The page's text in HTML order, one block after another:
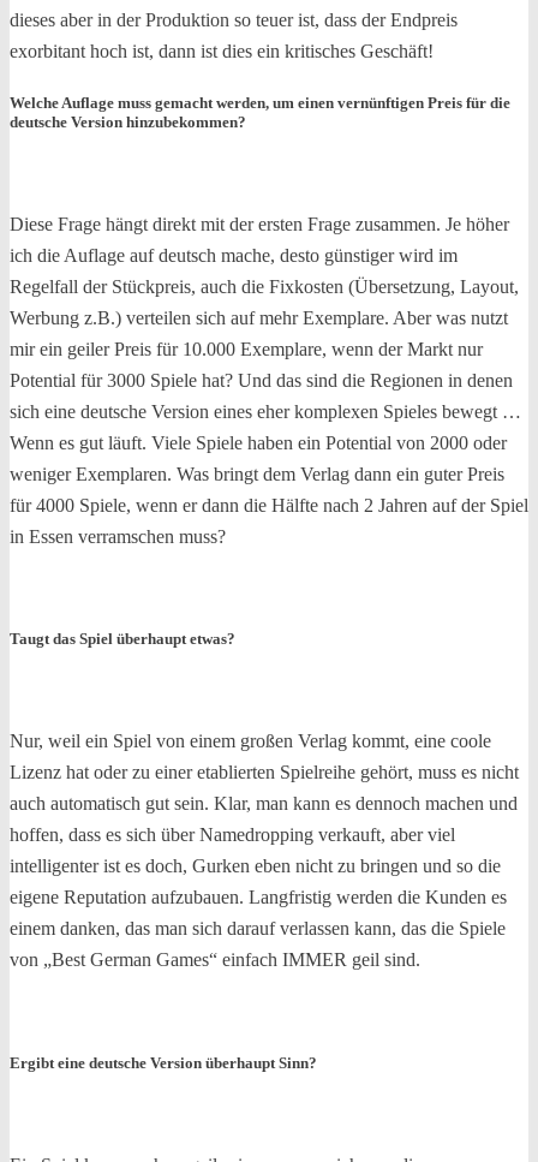
dieses aber in der Produktion so teuer ist, dass der Endpreis
exorbitant hoch ist, dann ist dies ein kritisches Geschäft!
Welche Auflage muss gemacht werden, um einen vernünftigen Preis für die
deutsche Version hinzubekommen?
Diese Frage hängt direkt mit der ersten Frage zusammen. Je höher
ich die Auflage auf deutsch mache, desto günstiger wird im
Regelfall der Stückpreis, auch die Fixkosten (Übersetzung, Layout,
Werbung z.B.) verteilen sich auf mehr Exemplare. Aber was nutzt
mir ein geiler Preis für 10.000 Exemplare, wenn der Markt nur
Potential für 3000 Spiele hat? Und das sind die Regionen in denen
sich eine deutsche Version eines eher komplexen Spieles bewegt …
Wenn es gut läuft. Viele Spiele haben ein Potential von 2000 oder
weniger Exemplaren. Was bringt dem Verlag dann ein guter Preis
für 4000 Spiele, wenn er dann die Hälfte nach 2 Jahren auf der Spiel
in Essen verramschen muss?
Taugt das Spiel überhaupt etwas?
Nur, weil ein Spiel von einem großen Verlag kommt, eine coole
Lizenz hat oder zu einer etablierten Spielreihe gehört, muss es nicht
auch automatisch gut sein. Klar, man kann es dennoch machen und
hoffen, dass es sich über Namedropping verkauft, aber viel
intelligenter ist es doch, Gurken eben nicht zu bringen und so die
eigene Reputation aufzubauen. Langfristig werden die Kunden es
einem danken, das man sich darauf verlassen kann, das die Spiele
von „Best German Games“ einfach IMMER geil sind.
Ergibt eine deutsche Version überhaupt Sinn?